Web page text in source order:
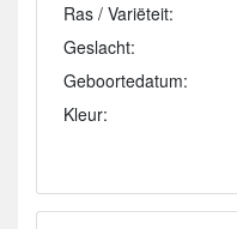
Ras / Variëteit:
Geslacht:
Geboortedatum:
Kleur: